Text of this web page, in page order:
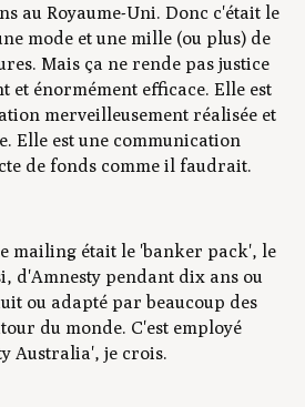
au Royaume-Uni. Donc c'était le
mode et une mille (ou plus) de
Mais ça ne rende pas justice
et énormément efficace. Elle est
merveilleusement réalisée et
Elle est une communication
de fonds comme il faudrait.
mailing était le 'banker pack', le
d'Amnesty pendant dix ans ou
ou adapté par beaucoup des
du monde. C'est employé
Australia', je crois.